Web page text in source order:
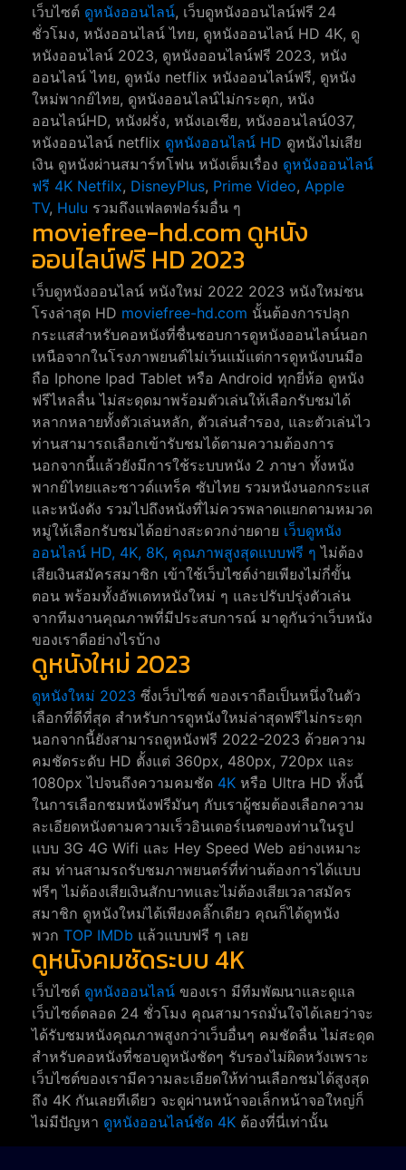
เว็บไซต์ ดูหนังออนไลน์, เว็บดูหนังออนไลน์ฟรี 24
ชั่วโมง, หนังออนไลน์ ไทย, ดูหนังออนไลน์ HD 4K, ดู
หนังออนไลน์ 2023, ดูหนังออนไลน์ฟรี 2023, หนัง
ออนไลน์ ไทย, ดูหนัง netflix หนังออนไลน์ฟรี, ดูหนัง
ใหม่พากย์ไทย, ดูหนังออนไลน์ไม่กระตุก, หนัง
ออนไลน์HD, หนังฝรั่ง, หนังเอเชีย, หนังออนไลน์037,
หนังออนไลน์ netflix ดูหนังออนไลน์ HD ดูหนังไม่เสีย
เงิน ดูหนังผ่านสมาร์ทโฟน หนังเต็มเรื่อง ดูหนังออนไลน์
ฟรี 4K Netfilx, DisneyPlus, Prime Video, Apple
TV, Hulu รวมถึงแฟลตฟอร์มอื่น ๆ
moviefree-hd.com ดูหนัง
ออนไลน์ฟรี HD 2023
เว็บดูหนังออนไลน์ หนังใหม่ 2022 2023 หนังใหม่ชน
โรงล่าสุด HD moviefree-hd.com นั้นต้องการปลุก
กระแสสำหรับคอหนังที่ชื่นชอบการดูหนังออนไลน์นอก
เหนือจากในโรงภาพยนต์ไม่เว้นแม้แต่การดูหนังบนมือ
ถือ Iphone Ipad Tablet หรือ Android ทุกยี่ห้อ ดูหนัง
ฟรีไหลลื่น ไม่สะดุดมาพร้อมตัวเล่นให้เลือกรับชมได้
หลากหลายทั้งตัวเล่นหลัก, ตัวเล่นสำรอง, และตัวเล่นไว
ท่านสามารถเลือกเข้ารับชมได้ตามความต้องการ
นอกจากนี้แล้วยังมีการใช้ระบบหนัง 2 ภาษา ทั้งหนัง
พากย์ไทยและซาวด์แทร็ค ซับไทย รวมหนังนอกกระแส
และหนังดัง รวมไปถึงหนังที่ไม่ควรพลาดแยกตามหมวด
หมู่ให้เลือกรับชมได้อย่างสะดวกง่ายดาย เว็บดูหนัง
ออนไลน์ HD, 4K, 8K, คุณภาพสูงสุดแบบฟรี ๆ ไม่ต้อง
เสียเงินสมัครสมาชิก เข้าใช้เว็บไซต์ง่ายเพียงไม่กี่ขั้น
ตอน พร้อมทั้งอัพเดทหนังใหม่ ๆ และปรับปรุ่งตัวเล่น
จากทีมงานคุณภาพที่มีประสบการณ์ มาดูกันว่าเว็บหนัง
ของเราดีอย่างไรบ้าง
ดูหนังใหม่ 2023
ดูหนังใหม่ 2023 ซึ่งเว็บไซต์ ของเราถือเป็นหนึ่งในตัว
เลือกที่ดีที่สุด สำหรับการดูหนังใหม่ล่าสุดฟรีไม่กระตุก
นอกจากนี้ยังสามารถดูหนังฟรี 2022-2023 ด้วยความ
คมชัดระดับ HD ตั้งแต่ 360px, 480px, 720px และ
1080px ไปจนถึงความคมชัด 4K หรือ Ultra HD ทั้งนี้
ในการเลือกชมหนังฟรีมันๆ กับเราผู้ชมต้องเลือกความ
ละเอียดหนังตามความเร็วอินเตอร์เนตของท่านในรูป
แบบ 3G 4G Wifi และ Hey Speed Web อย่างเหมาะ
สม ท่านสามรถรับชมภาพยนตร์ที่ท่านต้องการได้แบบ
ฟรีๆ ไม่ต้องเสียเงินสักบาทและไม่ต้องเสียเวลาสมัคร
สมาชิก ดูหนังใหม่ได้เพียงคลิ๊กเดียว คุณก็ได้ดูหนัง
พวก TOP IMDb แล้วแบบฟรี ๆ เลย
ดูหนังคมชัดระบบ 4K
เว็บไซต์ ดูหนังออนไลน์ ของเรา มีทีมพัฒนาและดูแล
เว็บไซต์ตลอด 24 ชั่วโมง คุณสามารถมั่นใจได้เลยว่าจะ
ได้รับชมหนังคุณภาพสูงกว่าเว็บอื่นๆ คมชัดลื่น ไม่สะดุด
สำหรับคอหนังที่ชอบดูหนังชัดๆ รับรองไม่ผิดหวังเพราะ
เว็บไซต์ของเรามีความละเอียดให้ท่านเลือกชมได้สูงสุด
ถึง 4K กันเลยทีเดียว จะดูผ่านหน้าจอเล็กหน้าจอใหญ่ก็
ไม่มีปัญหา ดูหนังออนไลน์ชัด 4K ต้องที่นี่เท่านั้น